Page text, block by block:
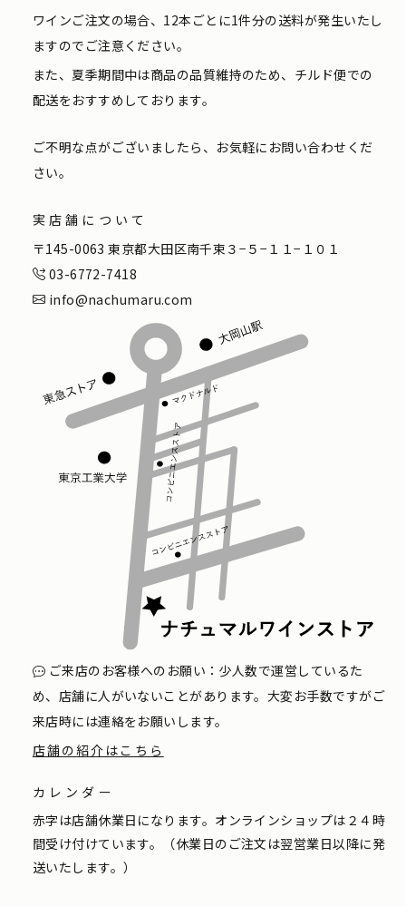
ワインご注文の場合、12本ごとに1件分の送料が発生いたし
ますのでご注意ください。
また、夏季期間中は商品の品質維持のため、チルド便での
配送をおすすめしております。
ご不明な点がございましたら、お気軽にお問い合わせくだ
さい。
実店舗について
〒145-0063 東京都大田区南千束３−５−１１−１０１
03-6772-7418
info@nachumaru.com
ご来店のお客様へのお願い：少人数で運営しているた
め、店舗に人がいないことがあります。大変お手数ですがご
来店時には連絡をお願いします。
店舗の紹介はこちら
カレンダー
赤字は店舗休業日になります。オンラインショップは２４時
間受け付けています。（休業日のご注文は翌営業日以降に発
送いたします。）